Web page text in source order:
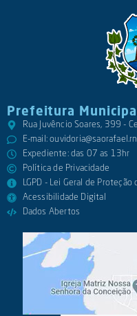
Prefeitura
Rua Juvêncio Soares, 399 -
E-mail:
Expediente: das 07 as 13hr
Política de Privacidade
LGPD - Lei Geral de Proteção
Acessibilidade Digital
Dados Abertos